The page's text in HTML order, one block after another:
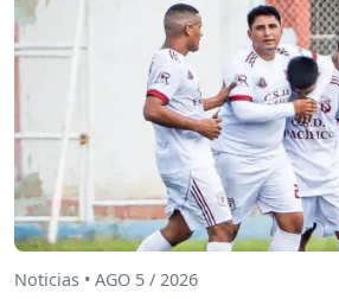
Noticias • AGO 5 / 2026